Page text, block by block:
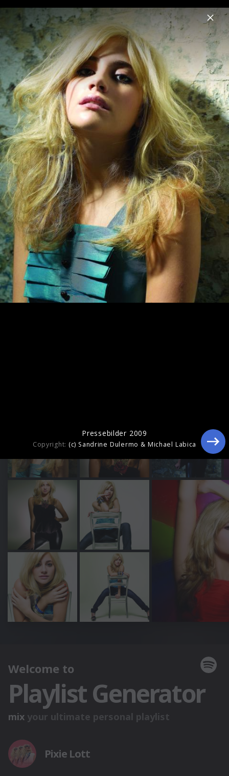
Menu
Pixie Lott
Home News Musik Videos Fotos Biografie
Pressebilder 2011
Pressebilder 2009
Copyright: (c) Sandrine Dulermo & Michael Labica